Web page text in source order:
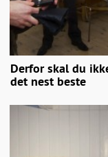
Derfor skal du
det nest beste